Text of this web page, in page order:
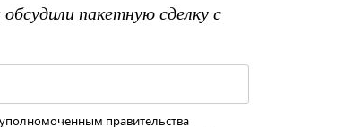
пакетную сделку с
правительства